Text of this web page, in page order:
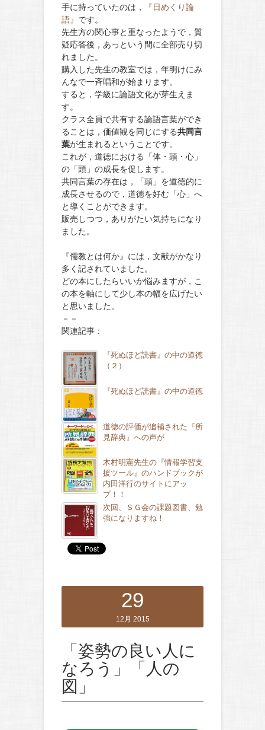
手に持っていたのは，
『日めくり論
語』 です。
先生方の関心事と重なったようで，質
疑応答後，あっという間に全部売り切
れました。
購入した先生の教室では，年明けにみ
んなで一斉唱和が始まります。
すると，学級に論語文化が芽生えま
す。
クラス全員で共有する論語言葉ができ
ることは，価値観を同じにする共同言
葉が生まれるということです。
これが，道徳における「体・頭・心」
の「頭」の成長を促します。
共同言葉の存在は，「頭」を道徳的に
成長させるので，道徳を好む「心」へ
と導くことができます。
販売しつつ，ありがたい気持ちになり
ました。
『儒教とは何か』には，文献がかなり
多く記されていました。
どの本にしたらいいか悩みますが，こ
の本を軸にして少し本の幅を広げたい
と思いました。
－－
関連記事：
『死ぬほど読書』の中の道徳
（２）
『死ぬほど読書』の中の道徳
道徳の評価が追補された『所
見辞典』への声が
木村明憲先生の『情報学習支
援ツール』のハンドブックが
内田洋行のサイトにアッ
プ！！
次回、ＳＧ会の課題図書、勉
強になりますね！
29
12月 2015
「姿勢の良い人に
なろう」「人の
図」